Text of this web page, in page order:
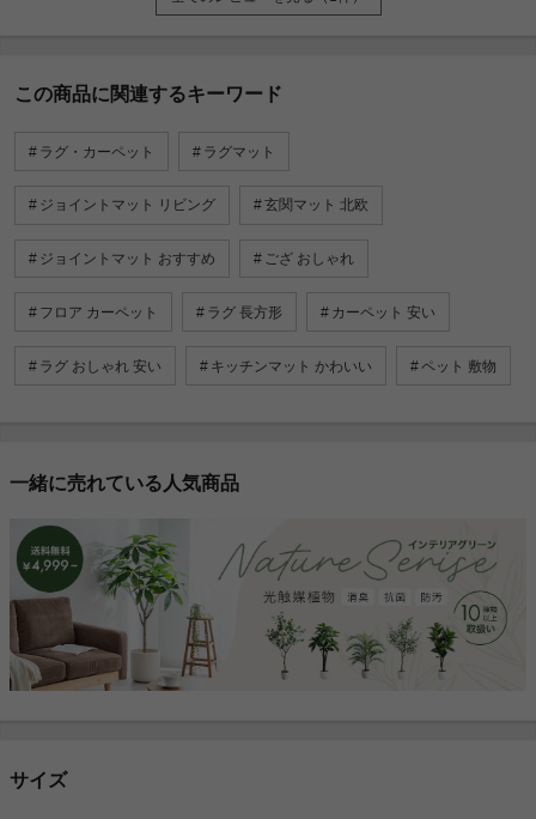
この商品に関連するキーワード
ラグ・カーペット ラグマット
ジョイントマット リビング 玄関マット 北欧
ジョイントマット おすすめ ござ おしゃれ
フロア カーペット ラグ 長方形 カーペット 安い
ラグ おしゃれ 安い キッチンマット かわいい ペット 敷物
一緒に売れている人気商品
サイズ